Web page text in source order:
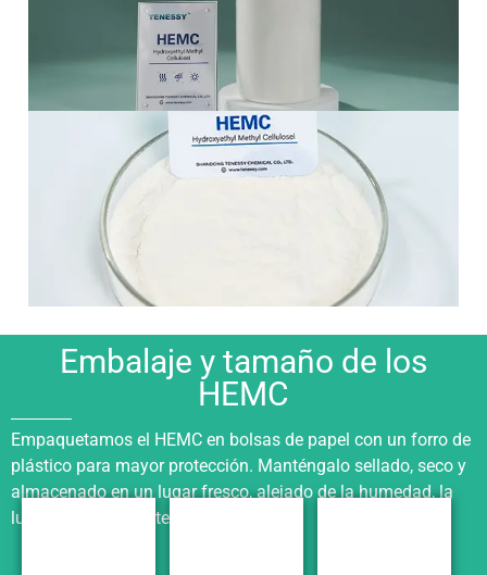
Embalaje y tamaño de los
HEMC
Empaquetamos el HEMC en bolsas de papel con un forro de
plástico para mayor protección. Manténgalo sellado, seco y
almacenado en un lugar fresco, alejado de la humedad, la
luz solar y las fuentes de fuego.